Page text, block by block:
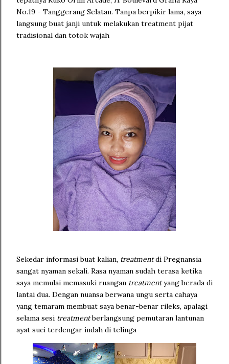
No.19 - Tanggerang Selatan. Tanpa berpikir lama, saya
langsung buat janji untuk melakukan treatment pijat
tradisional dan totok wajah
Sekedar informasi buat kalian, treatmentdi Pregnansia
sangat nyaman sekali. Rasa nyaman sudah terasa ketika
saya memulai memasuki ruangan treatmentyang berada di
lantai dua. Dengan nuansa berwana ungu serta cahaya
yang temaram membuat saya benar-benar rileks, apalagi
selama sesi treatmentberlangsung pemutaran lantunan
ayat suci terdengar indah di telinga